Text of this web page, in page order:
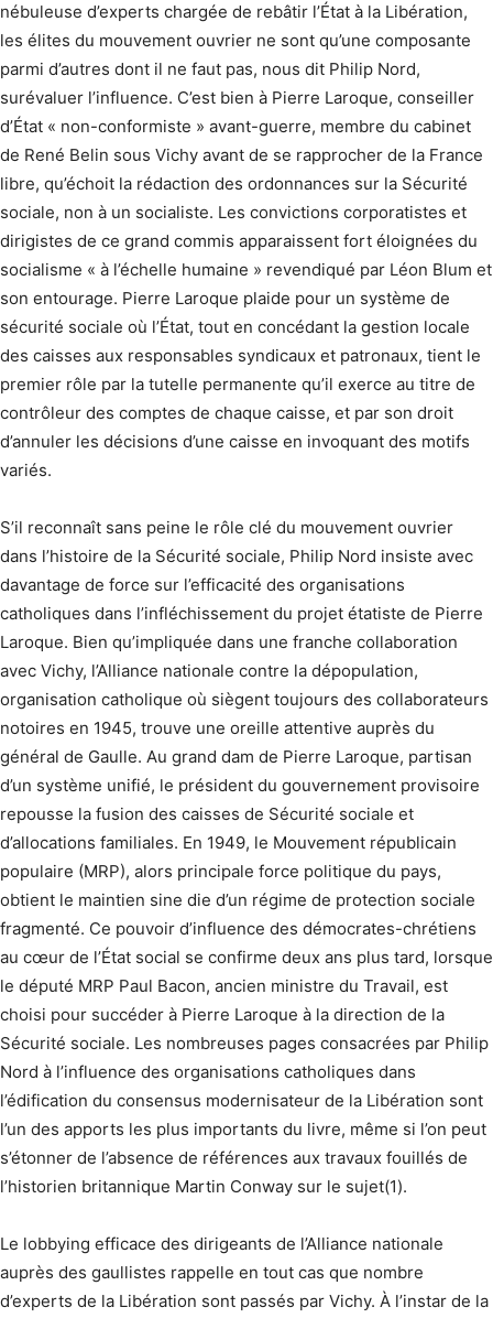
nébuleuse d’experts chargée de rebâtir l’État à la Libération,
les élites du mouvement ouvrier ne sont qu’une composante
parmi d’autres dont il ne faut pas, nous dit Philip Nord,
surévaluer l’influence. C’est bien à Pierre Laroque, conseiller
d’État « non-conformiste » avant-guerre, membre du cabinet
de René Belin sous Vichy avant de se rapprocher de la France
libre, qu’échoit la rédaction des ordonnances sur la Sécurité
sociale, non à un socialiste. Les convictions corporatistes et
dirigistes de ce grand commis apparaissent fort éloignées du
socialisme « à l’échelle humaine » revendiqué par Léon Blum et
son entourage. Pierre Laroque plaide pour un système de
sécurité sociale où l’État, tout en concédant la gestion locale
des caisses aux responsables syndicaux et patronaux, tient le
premier rôle par la tutelle permanente qu’il exerce au titre de
contrôleur des comptes de chaque caisse, et par son droit
d’annuler les décisions d’une caisse en invoquant des motifs
variés.
S’il reconnaît sans peine le rôle clé du mouvement ouvrier
dans l’histoire de la Sécurité sociale, Philip Nord insiste avec
davantage de force sur l’efficacité des organisations
catholiques dans l’infléchissement du projet étatiste de Pierre
Laroque. Bien qu’impliquée dans une franche collaboration
avec Vichy, l’Alliance nationale contre la dépopulation,
organisation catholique où siègent toujours des collaborateurs
notoires en 1945, trouve une oreille attentive auprès du
général de Gaulle. Au grand dam de Pierre Laroque, partisan
d’un système unifié, le président du gouvernement provisoire
repousse la fusion des caisses de Sécurité sociale et
d’allocations familiales. En 1949, le Mouvement républicain
populaire (MRP), alors principale force politique du pays,
obtient le maintien sine die d’un régime de protection sociale
fragmenté. Ce pouvoir d’influence des démocrates-chrétiens
au cœur de l’État social se confirme deux ans plus tard, lorsque
le député MRP Paul Bacon, ancien ministre du Travail, est
choisi pour succéder à Pierre Laroque à la direction de la
Sécurité sociale. Les nombreuses pages consacrées par Philip
Nord à l’influence des organisations catholiques dans
l’édification du consensus modernisateur de la Libération sont
l’un des apports les plus importants du livre, même si l’on peut
s’étonner de l’absence de références aux travaux fouillés de
l’historien britannique Martin Conway sur le sujet(1).
Le lobbying efficace des dirigeants de l’Alliance nationale
auprès des gaullistes rappelle en tout cas que nombre
d’experts de la Libération sont passés par Vichy. À l’instar de la